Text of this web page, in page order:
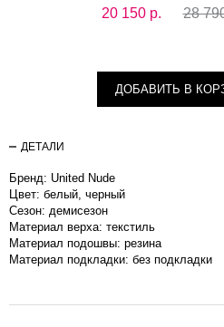
20 150р. 28
ДОБАВИТЬ В
ДЕТАЛИ
Бренд: United Nude
Цвет: белый, черный
Сезон: демисезон
Материал верха: текстиль
Материал подошвы: резина
Материал подкладки: без подкладки